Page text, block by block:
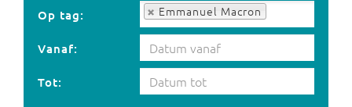
Op tag: Emmanuel Macron
Op tag:
Vanaf:
Tot: